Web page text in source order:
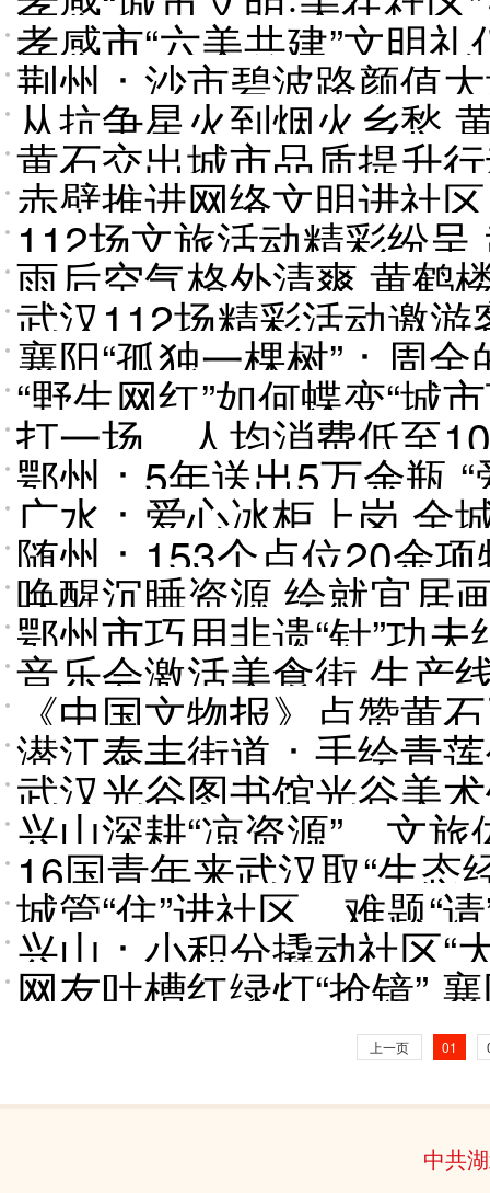
孝感市“六美共建”文明
荆州：沙市碧波路颜值
从抗争星火到烟火乡愁
黄石交出城市品质提升
赤壁推进网络文明进社
112场文旅活动精彩纷
雨后空气格外清爽 黄鹤
武汉112场精彩活动邀游
襄阳“孤独一棵树”：周
“野生网红”如何蝶变“城
更新逻辑
打一场，人均消费低至
鄂州：5年送出5万余瓶
广水：爱心冰柜上岗 全
随州：153个点位20余
托付
唤醒沉睡资源 绘就宜
用新路径
鄂州市巧用非遗“针”功
音乐会激活美食街 生产
天热”
《中国文物报》点赞黄
文化新地标
潜江泰丰街道：手绘青
武汉光谷图书馆光谷美
兴山深耕“凉资源”，文
16国青年来武汉取“生
处理技术已经如此先进”
城管“住”进社区 难题“
宜居环境
兴山：小积分撬动社区“
网友吐槽红绿灯“抢镜”
上一页 01
中共